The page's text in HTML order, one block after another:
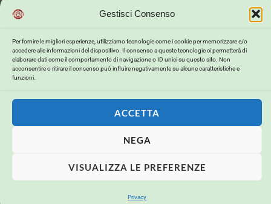
Gestisci Consenso
Per fornire le migliori esperienze, utilizziamo tecnologie come i cookie per memorizzare e/o
accedere alle informazioni del dispositivo. Il consenso a queste tecnologie ci permetterà di
elaborare dati come il comportamento di navigazione o ID unici su questo sito. Non
acconsentire o ritirare il consenso può influire negativamente su alcune caratteristiche e
funzioni.
ACCETTA
NEGA
VISUALIZZA LE PREFERENZE
Privacy
Spedizioni
Reso Cambio Merce
Lavora Con Noi
Copyright © 2026 . Powered by .
Powerd by Buildweb ISP